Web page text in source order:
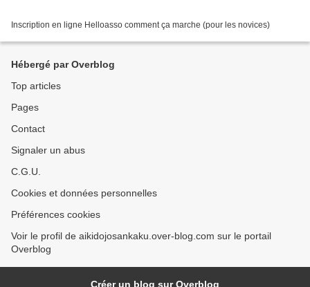
Inscription en ligne Helloasso comment ça marche (pour les novices)
Hébergé par Overblog
Top articles
Pages
Contact
Signaler un abus
C.G.U.
Cookies et données personnelles
Préférences cookies
Voir le profil de aikidojosankaku.over-blog.com sur le portail
Overblog
Créer un blog sur Overblog